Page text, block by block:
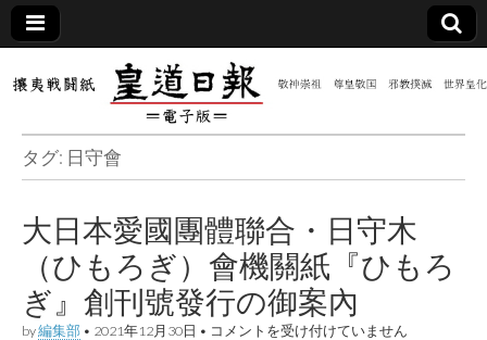
皇道
日報
（防
共新
聞）
敬神
尊皇
｜昭
和八
皇道
実
践
攘夷
戦闘
紙
タグ: 日守會
大日本愛國團體聯合・日守木
（ひもろぎ）會機關紙『ひもろ
ぎ』創刊號發行の御案內
by編集部 • 2021年12月30日 • 大
コメントを受け付けていません